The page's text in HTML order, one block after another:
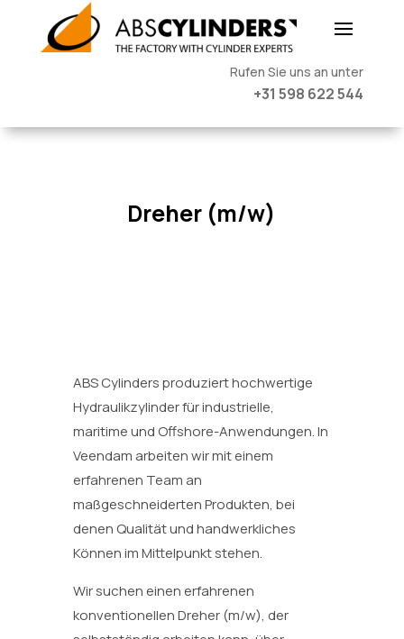
Rufen Sie uns an unter
+31 598 622 544
Dreher (m/w)
ABS Cylinders produziert hochwertige
Hydraulikzylinder für industrielle,
maritime und Offshore-Anwendungen. In
Veendam arbeiten wir mit einem
erfahrenen Team an
maßgeschneiderten Produkten, bei
denen Qualität und handwerkliches
Können im Mittelpunkt stehen.
Wir suchen einen erfahrenen
konventionellen Dreher (m/w), der